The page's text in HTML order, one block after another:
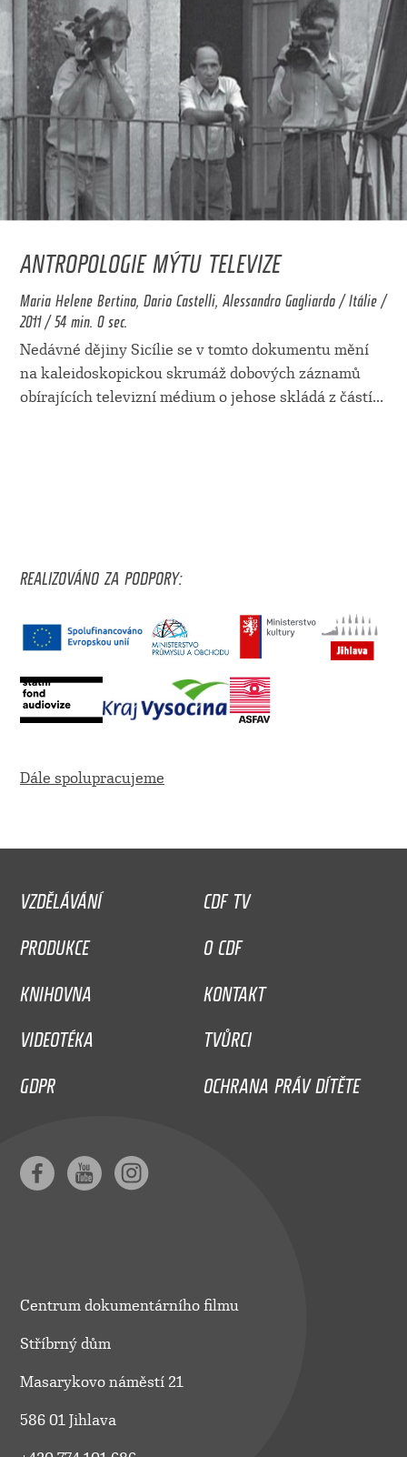
ANTROPOLOGIE MÝTU TELEVIZE
Maria Helene Bertino, Dario Castelli, Alessandro Gagliardo / Itálie /
2011 / 54 min. 0 sec.
Nedávné dějiny Sicílie se v tomto dokumentu mění
na kaleidoskopickou skrumáž dobových záznamů
obírajících televizní médium o jehose skládá z částí...
REALIZOVÁNO ZA PODPORY:
Dále spolupracujeme
VZDĚLÁVÁNÍ
CDF TV
PRODUKCE
O CDF
KNIHOVNA
KONTAKT
VIDEOTÉKA
TVŮRCI
GDPR
OCHRANA PRÁV DÍTĚTE
Centrum dokumentárního filmu
Stříbrný dům
Masarykovo náměstí 21
586 01 Jihlava